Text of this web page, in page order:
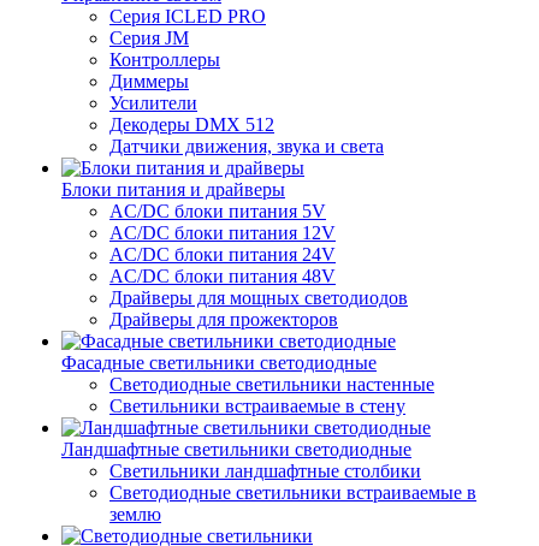
Серия ICLED PRO
Серия JM
Контроллеры
Диммеры
Усилители
Декодеры DMX 512
Датчики движения, звука и света
Блоки питания и драйверы
AC/DC блоки питания 5V
AC/DC блоки питания 12V
AC/DC блоки питания 24V
AC/DC блоки питания 48V
Драйверы для мощных светодиодов
Драйверы для прожекторов
Фасадные светильники светодиодные
Светодиодные светильники настенные
Светильники встраиваемые в стену
Ландшафтные светильники светодиодные
Светильники ландшафтные столбики
Светодиодные светильники встраиваемые в
землю